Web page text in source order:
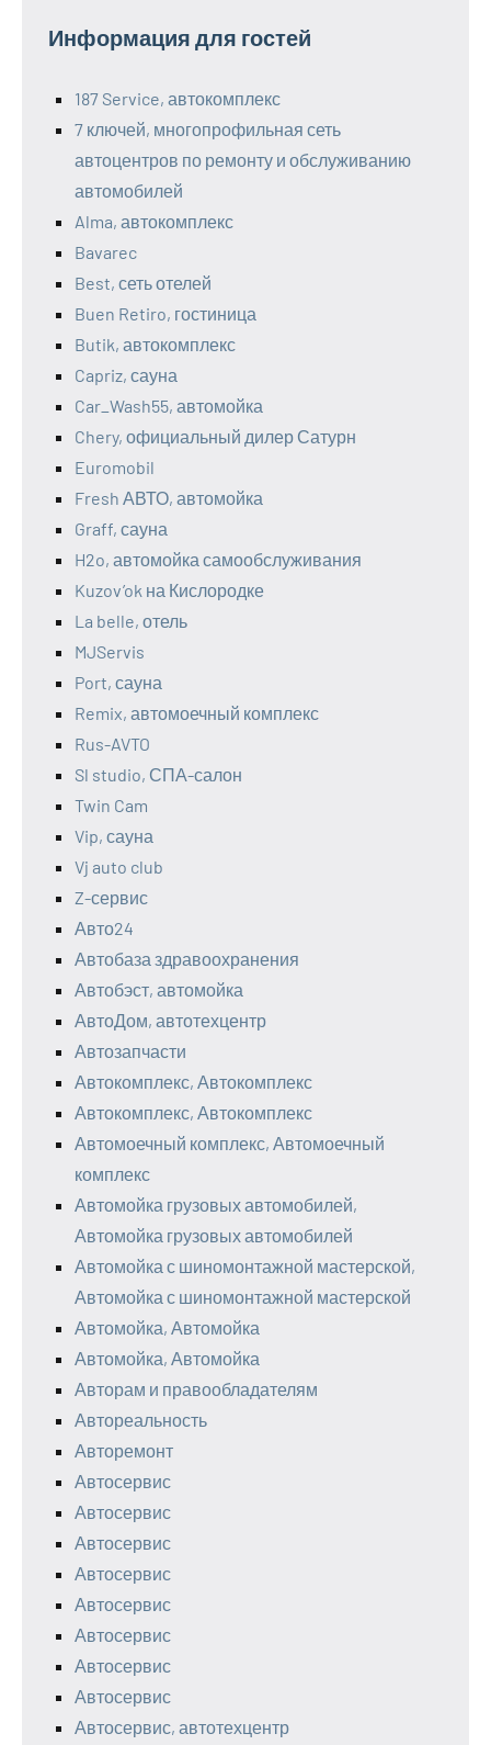
Информация для гостей
187 Service, автокомплекс
7 ключей, многопрофильная сеть
автоцентров по ремонту и обслуживанию
автомобилей
Alma, автокомплекс
Bavarec
Best, сеть отелей
Buen Retiro, гостиница
Butik, автокомплекс
Capriz, сауна
Car_Wash55, автомойка
Chery, официальный дилер Сатурн
Euromobil
Fresh АВТО, автомойка
Graff, сауна
H2o, автомойка самообслуживания
Kuzov’ok на Кислородке
La belle, отель
MJServis
Port, сауна
Remix, автомоечный комплекс
Rus-AVTO
Sl studio, СПА-салон
Twin Cam
Vip, сауна
Vj auto club
Z-сервис
Авто24
Автобаза здравоохранения
Автобэст, автомойка
АвтоДом, автотехцентр
Автозапчасти
Автокомплекс, Автокомплекс
Автокомплекс, Автокомплекс
Автомоечный комплекс, Автомоечный
комплекс
Автомойка грузовых автомобилей,
Автомойка грузовых автомобилей
Автомойка с шиномонтажной мастерской,
Автомойка с шиномонтажной мастерской
Автомойка, Автомойка
Автомойка, Автомойка
Авторам и правообладателям
Автореальность
Авторемонт
Автосервис
Автосервис
Автосервис
Автосервис
Автосервис
Автосервис
Автосервис
Автосервис
Автосервис, автотехцентр